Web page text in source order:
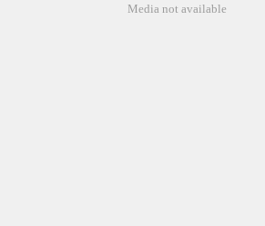
Media not available